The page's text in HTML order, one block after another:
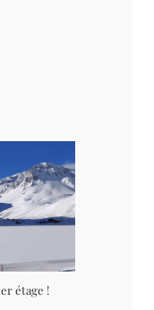
étage !